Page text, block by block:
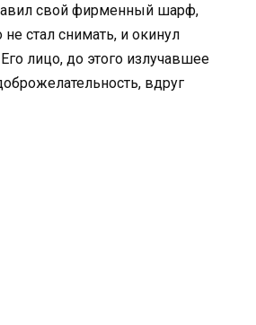
свой фирменный шарф,
стал снимать, и окинул
лицо, до этого излучавшее
вдруг